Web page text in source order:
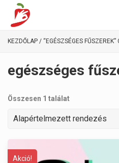
KEZDŐLAP / “EGÉSZSÉGES
egészséges
Összesen 1 találat
Akció!